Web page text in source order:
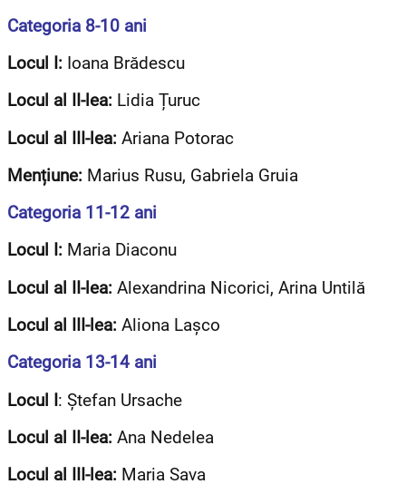
Categoria 8-10 ani
Locul I: Ioana Brădescu
Locul al II-lea: Lidia Țuruc
Locul al III-lea: Ariana Potorac
Mențiune: Marius Rusu, Gabriela Gruia
Categoria 11-12 ani
Locul I: Maria Diaconu
Locul al II-lea: Alexandrina Nicorici, Arina Untilă
Locul al III-lea: Aliona Lașco
Categoria 13-14 ani
Locul I: Ștefan Ursache
Locul al II-lea: Ana Nedelea
Locul al III-lea: Maria Sava